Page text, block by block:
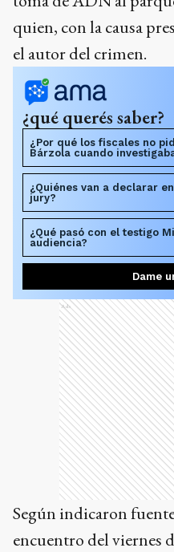
quien, con la causa
el autor del crimen.
¿qué querés saber?
¿Por qué los fiscales no
Bárzola cuando
¿Quiénes van a declarar
jury?
¿Qué pasó con el testigo
audiencia?
Dame
Ads
Según indicaron
encuentro del viernes